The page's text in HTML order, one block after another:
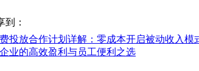
到：
投放合作计划详解：零成本开启被动收入模
业的高效盈利与员工便利之选